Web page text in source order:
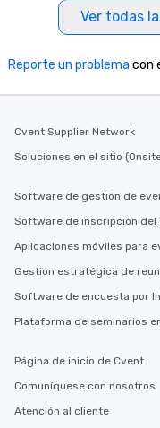
Ver todas
Reporte un problema con
Cvent Supplier Network
Soluciones en el sitio
Software de gestión de
Software de inscripción del
Aplicaciones móviles para
Gestión estratégica de
Software de encuesta por
Plataforma de seminarios
Página de inicio de Cvent
Comuníquese con nosotros
Atención al cliente